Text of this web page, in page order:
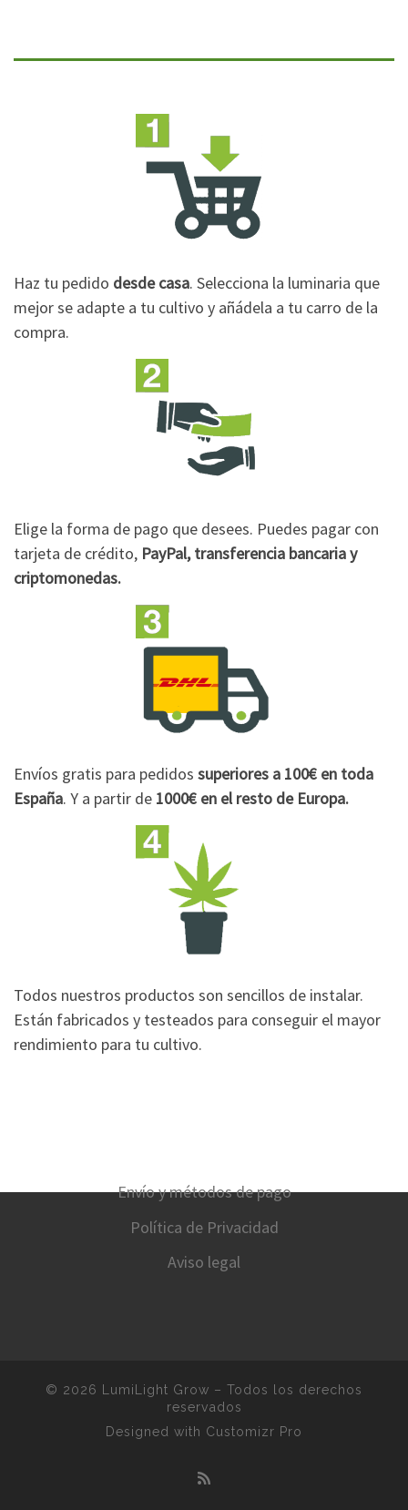
Haz tu pedido desde casa. Selecciona la luminaria que
mejor se adapte a tu cultivo y añádela a tu carro de la
compra.
Elige la forma de pago que desees. Puedes pagar con
tarjeta de crédito, PayPal, transferencia bancaria y
criptomonedas.
Envíos gratis para pedidos superiores a 100€ en toda
España. Y a partir de 1000€ en el resto de Europa.
Todos nuestros productos son sencillos de instalar.
Están fabricados y testeados para conseguir el mayor
rendimiento para tu cultivo.
Envío y métodos de pago
Política de Privacidad
Aviso legal
© 2026 LumiLight Grow – Todos los derechos
reservados
Designed with Customizr Pro